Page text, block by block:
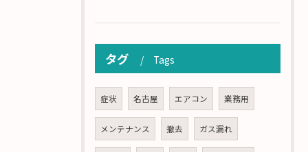
タグ Tags
症状 名古屋 エアコン 業務用
メンテナンス 撤去 ガス漏れ